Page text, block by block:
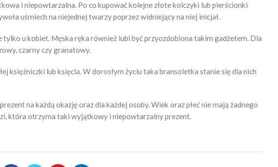
i niepowtarzalna. Po co kupować kolejne złote kolczyki lub pierścionki
uśmiech na niejednej twarzy poprzez widniejący na niej inicjał.
u kobiet. Męska ręka również lubi być przyozdobiona takim gadżetem. Dla
czarny czy granatowy.
księżniczki lub księcia. W dorosłym życiu taka bransoletka stanie się dla nich
na każdą okazję oraz dla każdej osoby. Wiek oraz płeć nie mają żadnego
która otrzyma taki wyjątkowy i niepowtarzalny prezent.